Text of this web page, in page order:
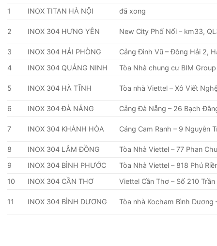
1
INOX TITAN HÀ NỘI đã xong
2 INOX 304 HƯNG YÊN New City Phố Nối – km33,
3 INOX 304 HẢI PHÒNG
Cảng Đình Vũ – Đông Hải 2,
4
INOX 304 QUẢNG NINH Tòa Nhà chung cư BIM
5 INOX 304 HÀ TĨNH Tòa nhà Viettel – Xô Viết
6 INOX 304 ĐÀ NẴNG Cảng Đà Nẵng – 26 Bạch
7 INOX 304 KHÁNH HÒA Cảng Cam Ranh – 9 Nguyễn
8 INOX 304 LÂM ĐỒNG
Tòa Nhà Viettel – 77 Phan
9
INOX 304 BÌNH PHƯỚC
Tòa Nhà Viettel – 818 Phú
10
INOX 304 CẦN THƠ Viettel Cần Thơ – Số 210
11 INOX 304 BÌNH DƯƠNG Tòa nhà Kocham Bình